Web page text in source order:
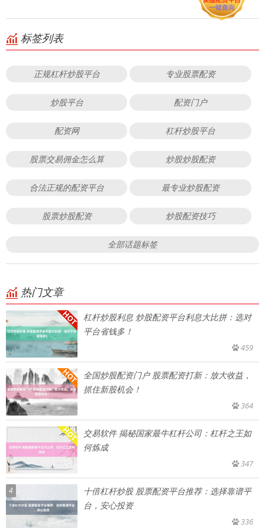
标签列表
正规杠杆炒股平台 专业股票配资
炒股平台 配资门户
配资网 杠杆炒股平台
股票交易佣金怎么算 炒股炒股配资
合法正规的配资平台 最专业炒股配资
股票炒股配资 炒股配资技巧
全部话题标签
热门文章
杠杆炒股利息 炒股配资平台利息大比拼：选对
平台省钱多！
459
全国炒股配资门户 股票配资打新：放大收益，
抓住新股机会！
364
交易软件 揭秘国家最牛杠杆公司：杠杆之王如
何炼成
347
4
十倍杠杆炒股 股票配资平台推荐：选择靠谱平
台，安心投资
336